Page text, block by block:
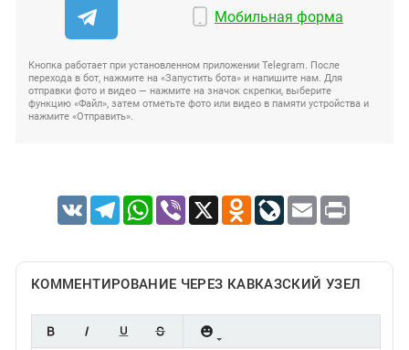
Мобильная форма
Кнопка работает при установленном приложении Telegram. После
перехода в бот, нажмите на «Запустить бота» и напишите нам. Для
отправки фото и видео — нажмите на значок скрепки, выберите
функцию «Файл», затем отметьте фото или видео в памяти устройства и
нажмите «Отправить».
VK TelegramWhatsApp
Viber X Odnoklassniki
LiveJournal
Email Print
КОММЕНТИРОВАНИЕ ЧЕРЕЗ КАВКАЗСКИЙ УЗЕЛ